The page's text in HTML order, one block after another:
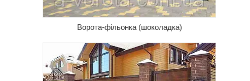
Ворота-фільонка (шоколадка)